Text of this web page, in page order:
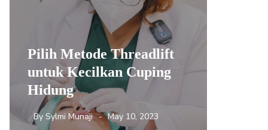
Pilih Metode Threadlift
untuk Kecilkan Cuping
Hidung
By Sylmi Munaji May 10, 2023